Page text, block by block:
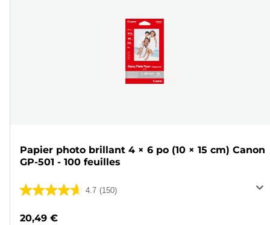
Papier photo brillant 4 × 6 po (10 × 15 cm) Canon
GP-501 - 100 feuilles
4.7 (150)
4.7
20,49 €